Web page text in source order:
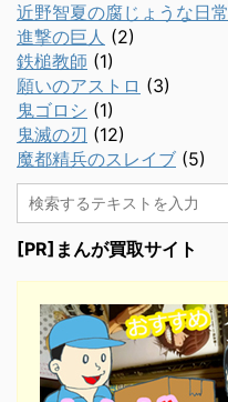
近野智夏の腐じょうな日常
進撃の巨人 (2)
鉄槌教師 (1)
願いのアストロ (3)
鬼ゴロシ (1)
鬼滅の刃 (12)
魔都精兵のスレイブ (5)
[PR]まんが買取サイト